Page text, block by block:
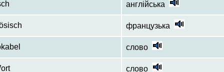
англійська
французька
слово
слово